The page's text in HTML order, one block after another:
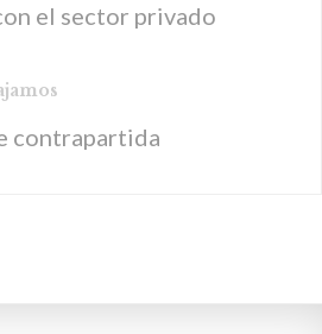
el sector privado
contrapartida